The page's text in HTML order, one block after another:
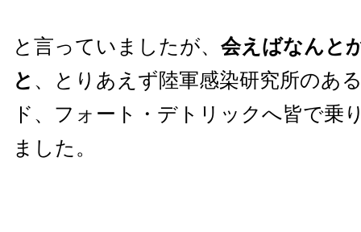
と言っていましたが、 会えばなんと
と 、とりあえず陸軍感染研究所のあ
ド、フォート・デトリックへ皆で乗
ました。